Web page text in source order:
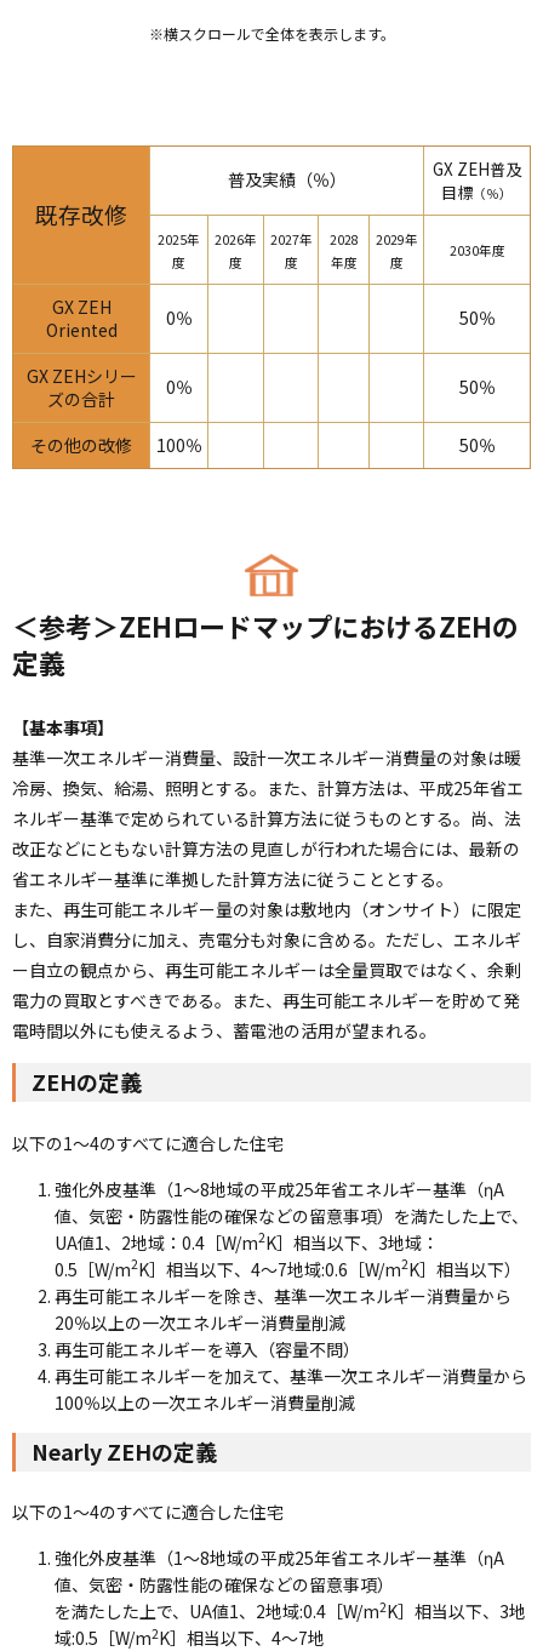
※横スクロールで全体を表示します。
既存改修
普及実績（％）
GX ZEH普及
目標 （％）
2025年
度
2026年
度
2027年
度
2028
年度
2029年
度
2030年度
GX ZEH
Oriented
0％ 50％
GX ZEHシリー
ズの合計
0％ 50％
その他の改修 100％ 50％
＜参考＞ZEHロードマップにおけるZEHの
定義
【基本事項】
基準一次エネルギー消費量、設計一次エネルギー消費量の対象は暖
冷房、換気、給湯、照明とする。また、計算方法は、平成25年省エ
ネルギー基準で定められている計算方法に従うものとする。尚、法
改正などにともない計算方法の見直しが行われた場合には、最新の
省エネルギー基準に準拠した計算方法に従うこととする。
また、再生可能エネルギー量の対象は敷地内（オンサイト）に限定
し、自家消費分に加え、売電分も対象に含める。ただし、エネルギ
ー自立の観点から、再生可能エネルギーは全量買取ではなく、余剰
電力の買取とすべきである。また、再生可能エネルギーを貯めて発
電時間以外にも使えるよう、蓄電池の活用が望まれる。
ZEHの定義
以下の1～4のすべてに適合した住宅
強化外皮基準（1～8地域の平成25年省エネルギー基準（ηA
値、気密・防露性能の確保などの留意事項）を満たした上で、
UA値1、2地域：0.4［W/m2K］相当以下、3地域：
0.5［W/m2K］相当以下、4～7地域:0.6［W/m2K］相当以下）
再生可能エネルギーを除き、基準一次エネルギー消費量から
20％以上の一次エネルギー消費量削減
再生可能エネルギーを導入（容量不問）
再生可能エネルギーを加えて、基準一次エネルギー消費量から
100％以上の一次エネルギー消費量削減
Nearly ZEHの定義
以下の1～4のすべてに適合した住宅
強化外皮基準（1～8地域の平成25年省エネルギー基準（ηA
値、気密・防露性能の確保などの留意事項）
を満たした上で、UA値1、2地域:0.4［W/m2K］相当以下、3地
域:0.5［W/m2K］相当以下、4～7地